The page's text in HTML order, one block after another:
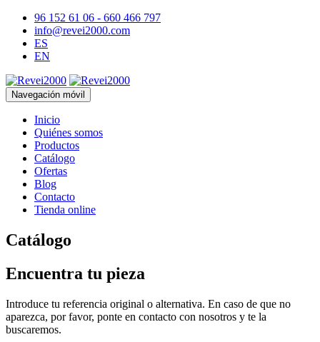
96 152 61 06 - 660 466 797
info@revei2000.com
ES
EN
Navegación móvil
Inicio
Quiénes somos
Productos
Catálogo
Ofertas
Blog
Contacto
Tienda online
Catálogo
Encuentra tu pieza
Introduce tu referencia original o alternativa. En caso de que no
aparezca, por favor, ponte en contacto con nosotros y te la
buscaremos.